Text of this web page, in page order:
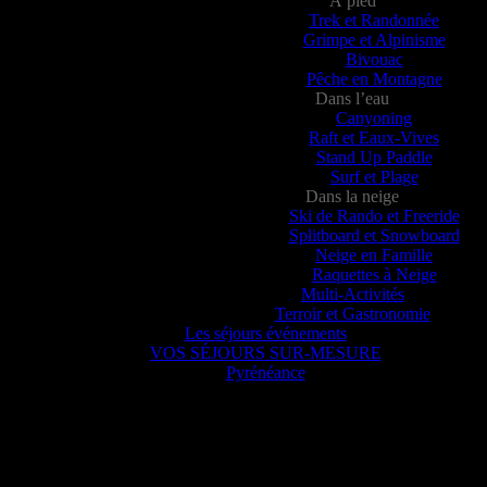
Trek et Randonnée
Grimpe et Alpinisme
Bivouac
Pêche en Montagne
Dans l’eau
Canyoning
Raft et Eaux-Vives
Stand Up Paddle
Surf et Plage
Dans la neige
Ski de Rando et Freeride
Splitboard et Snowboard
Neige en Famille
Raquettes à Neige
Multi-Activités
Terroir et Gastronomie
Les séjours événements
VOS SÉJOURS SUR-MESURE
Pyrénéance